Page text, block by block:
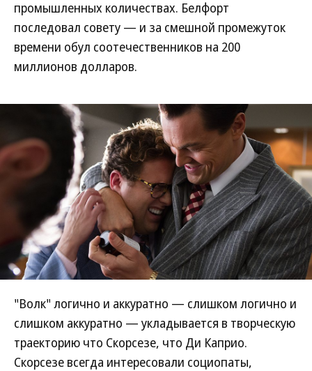
промышленных количествах. Белфорт
последовал совету — и за смешной промежуток
времени обул соотечественников на 200
миллионов долларов.
"Волк" логично и аккуратно — слишком логично и
слишком аккуратно — укладывается в творческую
траекторию что Скорсезе, что Ди Каприо.
Скорсезе всегда интересовали социопаты,